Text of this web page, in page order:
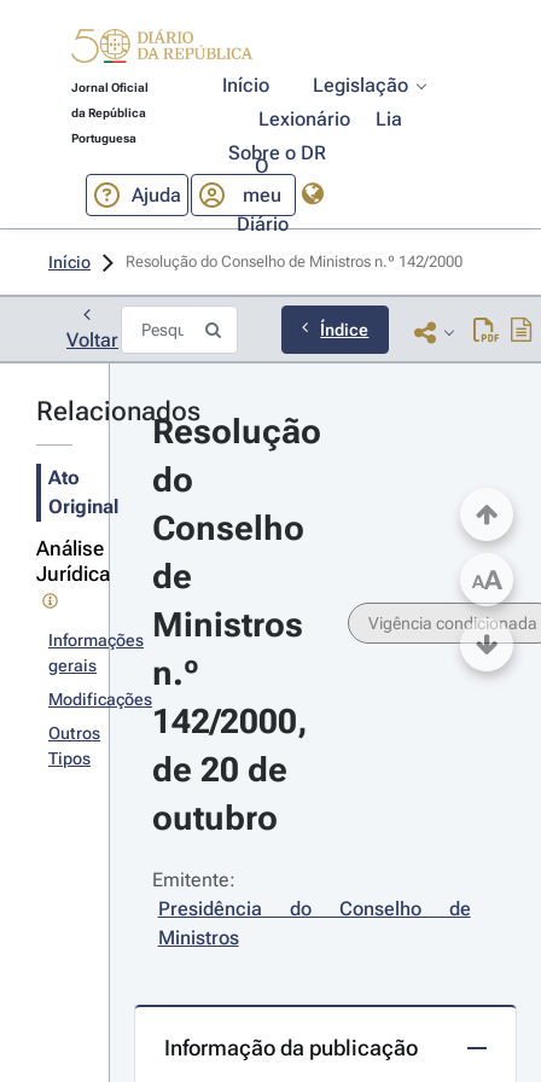
Jornal Oficial
da República
Portuguesa
Início
Legislação
Lexionário
Lia
Sobre o DR
Ajuda
O
meu
Diário
Início Resolução do Conselho de Ministros n.º 142/2000
Voltar Índice
Relacionados
Ato
Original
Análise
Jurídica
Informações
gerais
Modificações
Outros
Tipos
Resolução
do
Conselho
de
Ministros
n.º
142/2000,
de 20 de
outubro
Vigência condicionada
Emitente:
Presidência do Conselho de
Ministros
Informação da publicação
AA